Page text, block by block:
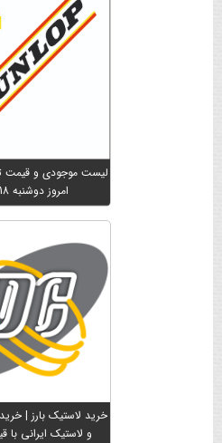
لیست موجودی و قیمت
امروز دوشنبه 18 خرداد
خرید لاستیک بارز |
و لاستیک ایرانی